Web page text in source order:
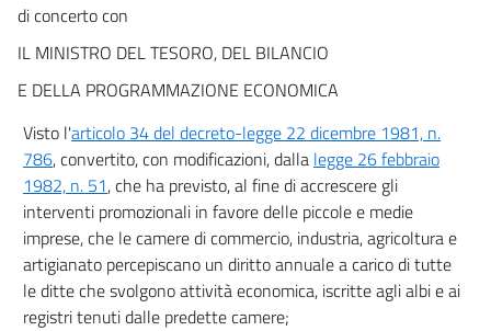
di concerto con
IL MINISTRO DEL TESORO, DEL BILANCIO
E DELLA PROGRAMMAZIONE ECONOMICA
Visto l'articolo 34 del decreto-legge 22 dicembre 1981, n.
786, convertito, con modificazioni, dalla legge 26 febbraio
1982, n. 51, che ha previsto, al fine di accrescere gli
interventi promozionali in favore delle piccole e medie
imprese, che le camere di commercio, industria, agricoltura e
artigianato percepiscano un diritto annuale a carico di tutte
le ditte che svolgono attività economica, iscritte agli albi e ai
registri tenuti dalle predette camere;